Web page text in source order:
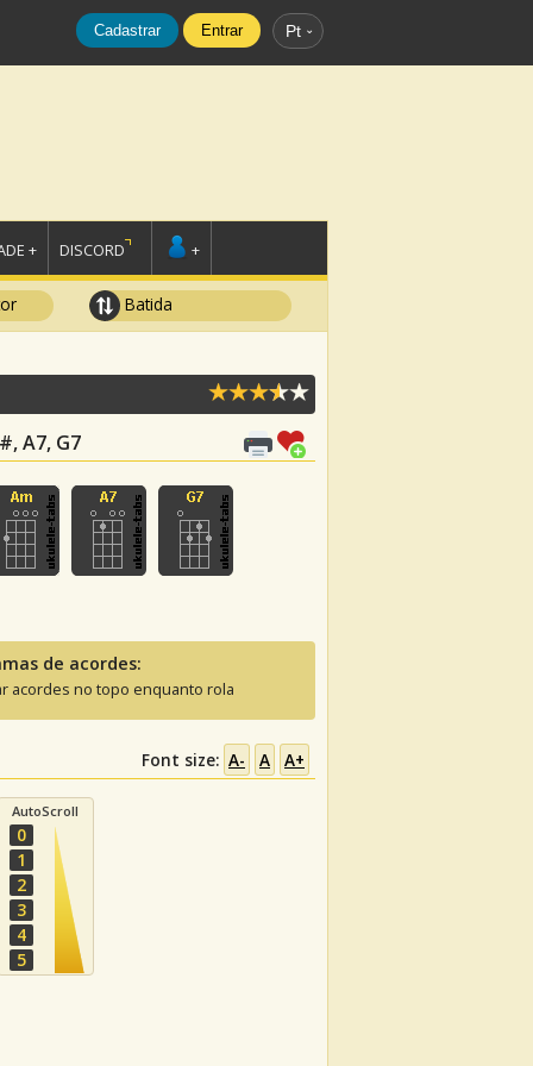
Cadastrar Entrar Pt
+ DISCORD +
Batida
A7, G7
de acordes:
acordes no topo enquanto rola
Font size: A- A A+
AutoScroll
0
1
2
3
4
5